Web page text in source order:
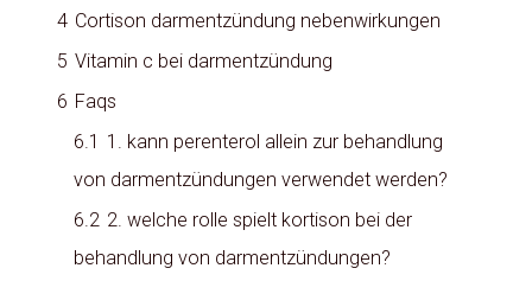
4 Cortison darmentzündung nebenwirkungen
5 Vitamin c bei darmentzündung
6 Faqs
6.1 1. kann perenterol allein zur behandlung
von darmentzündungen verwendet werden?
6.2 2. welche rolle spielt kortison bei der
behandlung von darmentzündungen?